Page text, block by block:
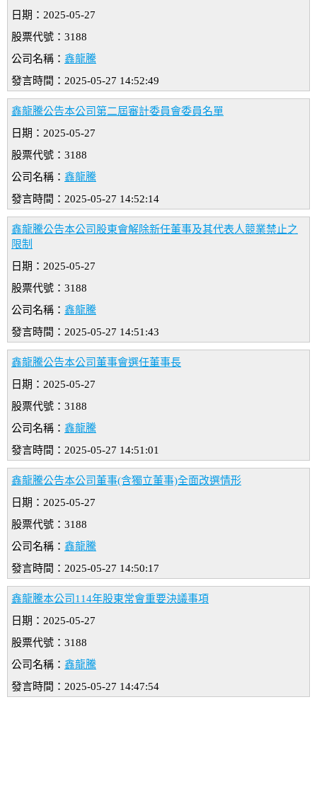
日期：2025-05-27
股票代號：3188
公司名稱： 鑫龍騰
發言時間：2025-05-27 14:52:49
鑫龍騰公告本公司第二屆審計委員會委員名單
日期：2025-05-27
股票代號：3188
公司名稱： 鑫龍騰
發言時間：2025-05-27 14:52:14
鑫龍騰公告本公司股東會解除新任董事及其代表人競業禁止之
限制
日期：2025-05-27
股票代號：3188
公司名稱： 鑫龍騰
發言時間：2025-05-27 14:51:43
鑫龍騰公告本公司董事會選任董事長
日期：2025-05-27
股票代號：3188
公司名稱： 鑫龍騰
發言時間：2025-05-27 14:51:01
鑫龍騰公告本公司董事(含獨立董事)全面改選情形
日期：2025-05-27
股票代號：3188
公司名稱： 鑫龍騰
發言時間：2025-05-27 14:50:17
鑫龍騰本公司114年股東常會重要決議事項
日期：2025-05-27
股票代號：3188
公司名稱： 鑫龍騰
發言時間：2025-05-27 14:47:54